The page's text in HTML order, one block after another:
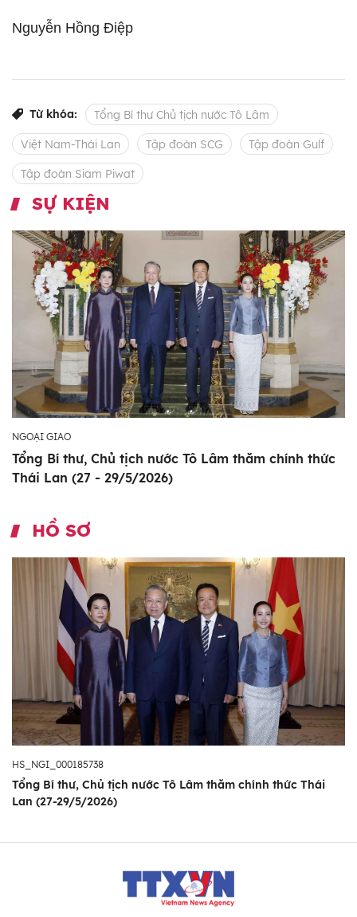
Nguyễn Hồng Điệp
Từ khóa: Tổng Bí thư Chủ tịch nước Tô Lâm
Việt Nam-Thái Lan Tập đoàn SCG Tập đoàn Gulf
Tập đoàn Siam Piwat
SỰ KIỆN
NGOẠI GIAO
Tổng Bí thư, Chủ tịch nước Tô Lâm thăm chính thức
Thái Lan (27 - 29/5/2026)
HỒ SƠ
HS_NGI_000185738
Tổng Bí thư, Chủ tịch nước Tô Lâm thăm chính thức Thái
Lan (27-29/5/2026)